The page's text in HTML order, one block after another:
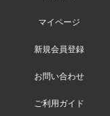
マイページ
新規会員登録
お問い合わせ
ご利用ガイド